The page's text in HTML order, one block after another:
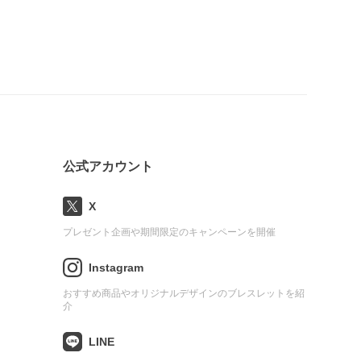
公式アカウント
X
プレゼント企画や期間限定のキャンペーンを開催
Instagram
おすすめ商品やオリジナルデザインのブレスレットを紹
介
LINE